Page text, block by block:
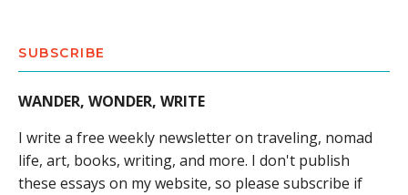
SUBSCRIBE
WANDER, WONDER, WRITE
I write a free weekly newsletter on traveling, nomad
life, art, books, writing, and more. I don't publish
these essays on my website, so please subscribe if